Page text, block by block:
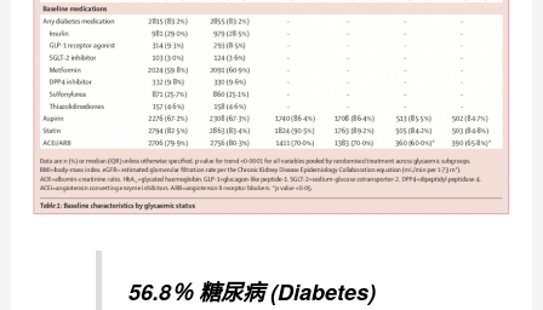
56.8％ 糖尿病 (Diabetes)